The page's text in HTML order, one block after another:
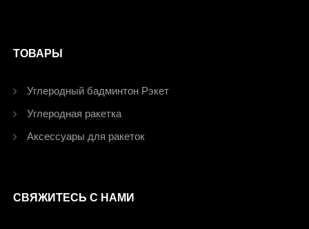
ТОВАРЫ
Углеродный бадминтон Рэкет
Углеродная ракетка
Аксессуары для ракеток
СВЯЖИТЕСЬ С НАМИ